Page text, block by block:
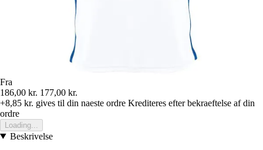
Fra
186,00 kr. 177,00 kr.
+8,85 kr. gives til din naeste ordre Krediteres efter bekraeftelse af din
ordre
Loading...
Beskrivelse